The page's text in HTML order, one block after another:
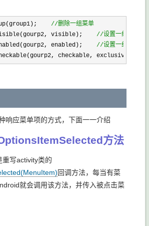
//删除一组菜单
visible); //设置一组菜单是
enabled); //设置一组菜单是
checkable, exclusive);
响应菜单项的方式，下面一一介绍
方法
写activity类的
回调方法，每当有菜
就会调用该方法，并传入被点击菜